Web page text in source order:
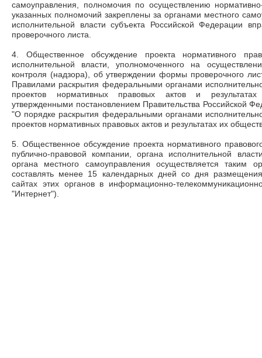
самоуправления, полномочия по осуществлению
указанных полномочий закреплены за органами местного
исполнительной власти субъекта Российской Федерации
проверочного листа.
4. Общественное обсуждение проекта нормативного
исполнительной власти, уполномоченного на
контроля (надзора), об утверждении формы проверочного
Правилами раскрытия федеральными органами
проектов нормативных правовых актов и
утвержденными постановлением Правительства Российской
"О порядке раскрытия федеральными органами
проектов нормативных правовых актов и результатах их
5. Общественное обсуждение проекта нормативного
публично-правовой компании, органа исполнительной
органа местного самоуправления осуществляется таким
составлять менее 15 календарных дней со дня
сайтах этих органов в информационно-
"Интернет").